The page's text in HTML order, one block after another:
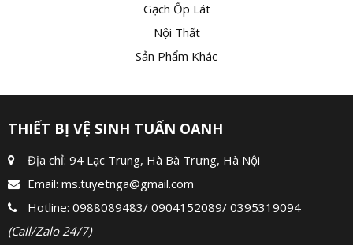
Gạch Ốp Lát
Nội Thất
Sản Phẩm Khác
THIẾT BỊ VỆ SINH TUẤN OANH
Địa chỉ: 94 Lạc Trung, Hà Bà Trưng, Hà Nội
Email: ms.tuyetnga@gmail.com
Hotline: 0988089483/ 0904152089/ 0395319094
(Call/Zalo 24/7)